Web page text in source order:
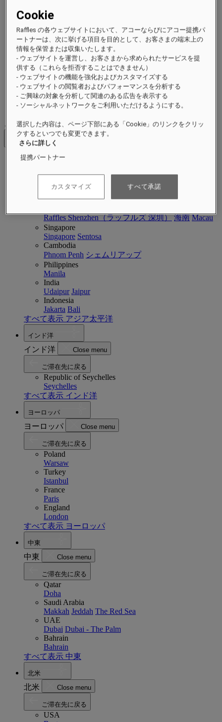
ご滞在先
ホテル＆リゾート
レジデンス
エクスペリエンス
キャンペーン
イベント
ラッフルズの持続可能性
近日オープン
詳細
マガジン
ご滞在先
戻る
ご滞在先に戻る
Raffles Shenzhen（ラッフルズ 深圳） 海南 Macau
Singapore
Singapore Sentosa
Cambodia
Phnom Penh シェムリアップ
Philippines
Manila
India
Udaipur Jaipur
Indonesia
Jakarta Bali
すべて表示 アジア太平洋
インド洋
インド洋 Close menu
ご滞在先に戻る
Republic of Seychelles
Seychelles
すべて表示 インド洋
ヨーロッパ
ヨーロッパ Close menu
ご滞在先に戻る
Poland
Warsaw
Turkey
Istanbul
France
Paris
England
London
すべて表示 ヨーロッパ
中東
中東 Close menu
ご滞在先に戻る
Qatar
Doha
Saudi Arabia
Makkah Jeddah The Red Sea
UAE
Dubai Dubai - The Palm
Bahrain
Bahrain
すべて表示 中東
北米
北米 Close menu
ご滞在先に戻る
USA
Cookie
Raffles の各ウェブサイトにおいて、アコーならびにアコー提携パ
ートナーは、次に挙げる項目を目的として、お客さまの端末上の
情報を保管または収集いたします。
- ウェブサイトを運営し、お客さまから求められたサービスを提
供する（これらを拒否することはできません）
- ウェブサイトの機能を強化およびカスタマイズする
- ウェブサイトの閲覧者およびパフォーマンスを分析する
- ご興味の対象を分析して関連のある広告を表示する
- ソーシャルネットワークをご利用いただけるようにする。
選択した内容は、ページ下部にある「Cookie」のリンクをクリッ
クするといつでも変更できます。
さらに詳しく
提携パートナー
カスタマイズ すべて承諾